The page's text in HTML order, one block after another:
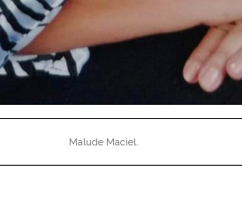
Malude Maciel.